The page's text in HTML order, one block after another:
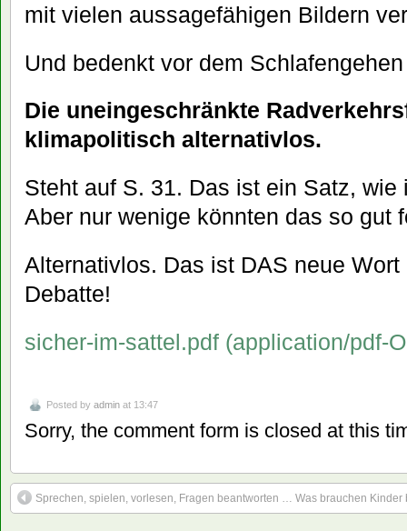
mit vielen aussagefähigen Bildern
Und bedenkt vor dem
Die uneingeschränkte
klimapolitisch alternativlos.
Steht auf S. 31. Das ist ein Satz, wie
Aber nur wenige könnten das so gut
Alternativlos. Das ist DAS neue
Debatte!
sicher-im-sattel.pdf (application/pdf-
Posted by admin at 13:47
Sorry, the comment form is closed at this
Sprechen, spielen, vorlesen, Fragen beantworten … Was brauchen